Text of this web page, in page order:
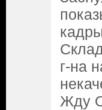
г-на
Жду